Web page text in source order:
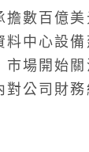
擔數百億
料中心設
市場開始
公司財務